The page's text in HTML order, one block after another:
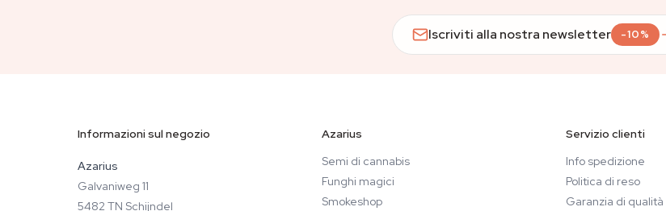
Iscriviti alla nostra newsletter -10%
Informazioni sul negozio
Azarius
Galvaniweg 11
5482 TN Schijndel
Azarius
Semi di cannabis
Funghi magici
Smokeshop
Servizio clienti
Info spedizione
Politica di reso
Garanzia di qualità